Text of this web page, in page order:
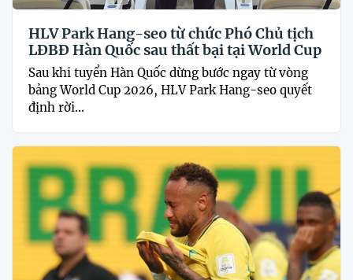
HLV Park Hang-seo từ chức Phó Chủ tịch
LĐBĐ Hàn Quốc sau thất bại tại World Cup
Sau khi tuyển Hàn Quốc dừng bước ngay từ vòng
bảng World Cup 2026, HLV Park Hang-seo quyết
định rời...